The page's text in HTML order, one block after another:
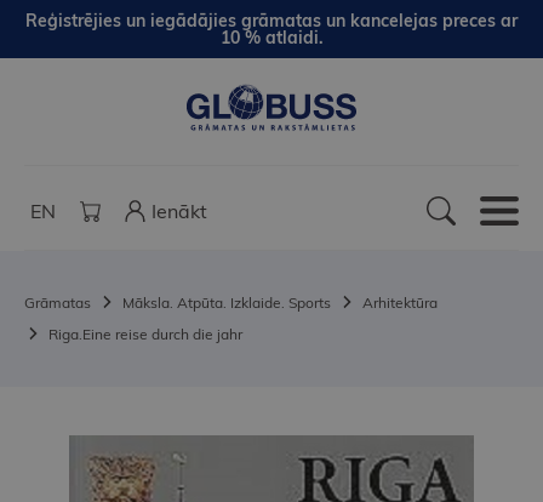
Reģistrējies un iegādājies grāmatas un kancelejas preces ar
10 % atlaidi.
EN Ienākt
Grāmatas Māksla. Atpūta. Izklaide. Sports
Arhitektūra
Riga.Eine reise durch die jahr